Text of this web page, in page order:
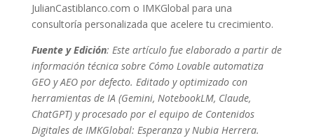
JulianCastiblanco.com o IMKGlobal para una
consultoría personalizada que acelere tu crecimiento.
Fuente y Edición: Este artículo fue elaborado a partir de
información técnica sobre Cómo Lovable automatiza
GEO y AEO por defecto. Editado y optimizado con
herramientas de IA (Gemini, NotebookLM, Claude,
ChatGPT) y procesado por el equipo de Contenidos
Digitales de IMKGlobal: Esperanza y Nubia Herrera.